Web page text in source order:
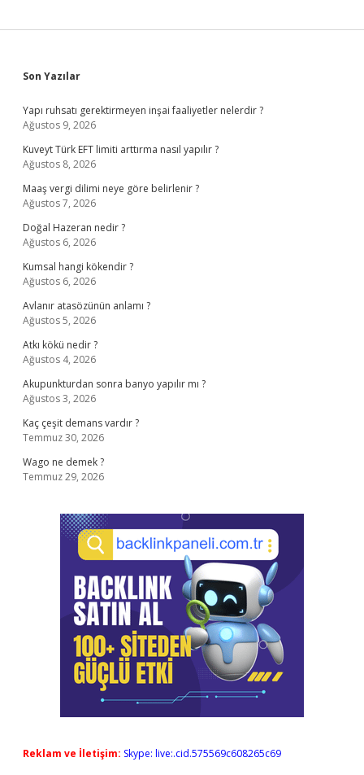
Sidebar
Son Yazılar
Yapı ruhsatı gerektirmeyen inşai faaliyetler nelerdir ?
Ağustos 9, 2026
Kuveyt Türk EFT limiti arttırma nasıl yapılır ?
Ağustos 8, 2026
Maaş vergi dilimi neye göre belirlenir ?
Ağustos 7, 2026
Doğal Hazeran nedir ?
Ağustos 6, 2026
Kumsal hangi kökendir ?
Ağustos 6, 2026
Avlanır atasözünün anlamı ?
Ağustos 5, 2026
Atkı kökü nedir ?
Ağustos 4, 2026
Akupunkturdan sonra banyo yapılır mı ?
Ağustos 3, 2026
Kaç çeşit demans vardır ?
Temmuz 30, 2026
Wago ne demek ?
Temmuz 29, 2026
Reklam ve İletişim: Skype: live:.cid.575569c608265c69